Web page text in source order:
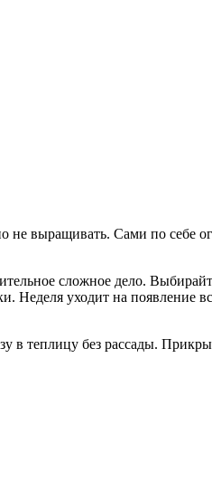
выращивать. Сами по себе
сложное дело.
Неделя уходит на появление
теплицу без рассады.